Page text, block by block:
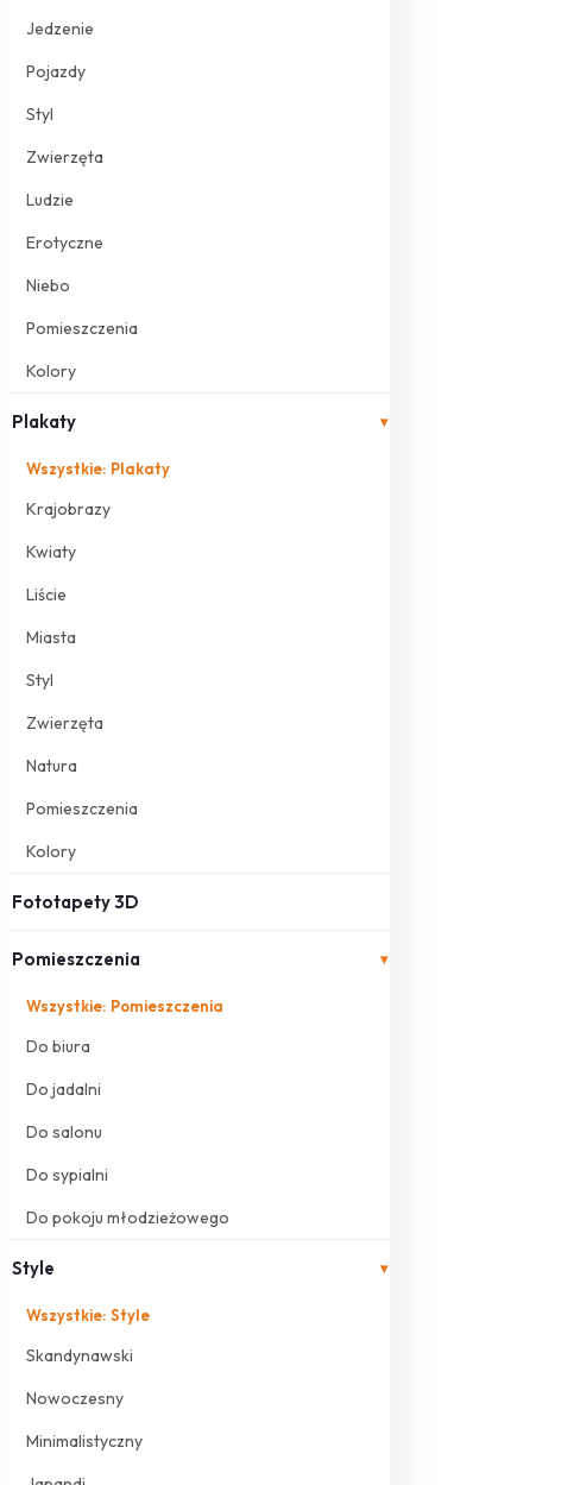
Jedzenie
Pojazdy
Styl
Zwierzęta
Ludzie
Erotyczne
Niebo
Pomieszczenia
Kolory
Plakaty ▾
Wszystkie: Plakaty
Krajobrazy
Kwiaty
Liście
Miasta
Styl
Zwierzęta
Natura
Pomieszczenia
Kolory
Fototapety 3D
Pomieszczenia ▾
Wszystkie: Pomieszczenia
Do biura
Do jadalni
Do salonu
Do sypialni
Do pokoju młodzieżowego
Style ▾
Wszystkie: Style
Skandynawski
Nowoczesny
Minimalistyczny